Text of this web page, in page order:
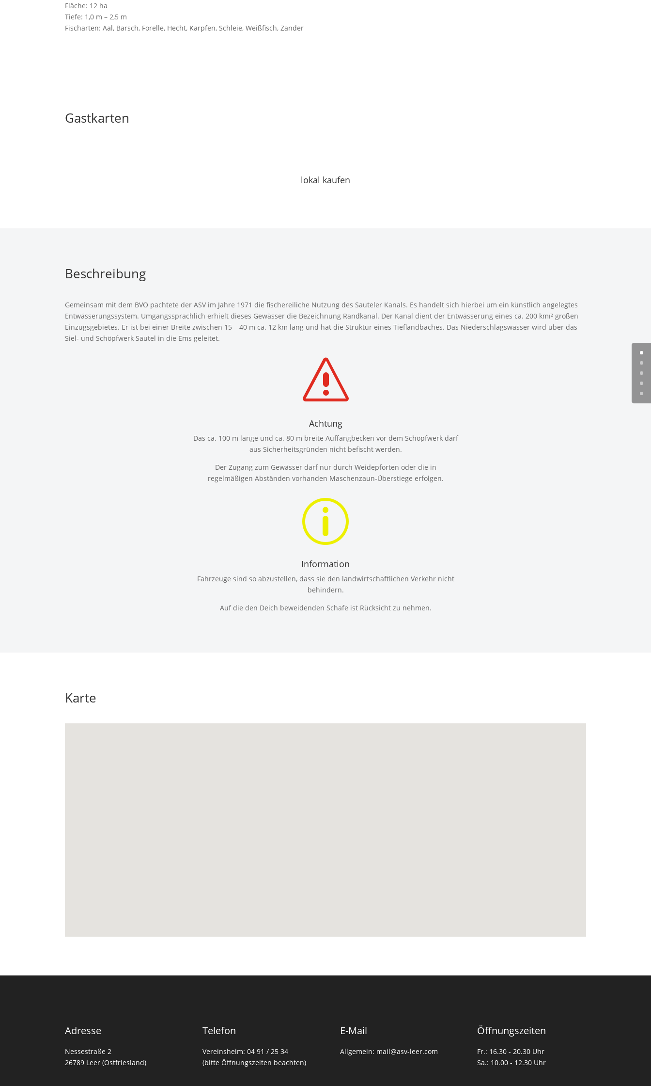
Fläche: 12 ha
Tiefe: 1,0 m – 2,5 m
Fischarten: Aal, Barsch, Forelle, Hecht, Karpfen, Schleie, Weißfisch, Zander
Gastkarten
lokal kaufen
Beschreibung
Gemeinsam mit dem BVO pachtete der ASV im Jahre 1971 die fischereiliche Nutzung des Sauteler Kanals. Es handelt sich hierbei um ein künstlich angelegtes
Entwässerungssystem. Umgangssprachlich erhielt dieses Gewässer die Bezeichnung Randkanal. Der Kanal dient der Entwässerung eines ca. 200 kmï² großen
Einzugsgebietes. Er ist bei einer Breite zwischen 15 – 40 m ca. 12 km lang und hat die Struktur eines Tieflandbaches. Das Niederschlagswasser wird über das
Siel- und Schöpfwerk Sautel in die Ems geleitet.
s
Achtung
Das ca. 100 m lange und ca. 80 m breite Auffangbecken vor dem Schöpfwerk darf
aus Sicherheitsgründen nicht befischt werden.
Der Zugang zum Gewässer darf nur durch Weidepforten oder die in
regelmäßigen Abständen vorhanden Maschenzaun-Überstiege erfolgen.
p
Information
Fahrzeuge sind so abzustellen, dass sie den landwirtschaftlichen Verkehr nicht
behindern.
Auf die den Deich beweidenden Schafe ist Rücksicht zu nehmen.
Karte
Adresse
Nessestraße 2
26789 Leer (Ostfriesland)
Telefon
Vereinsheim: 04 91 / 25 34
(bitte Öffnungszeiten beachten)
E-Mail
Allgemein: mail@asv-leer.com
Öffnungszeiten
Fr.: 16.30 - 20.30 Uhr
Sa.: 10.00 - 12.30 Uhr